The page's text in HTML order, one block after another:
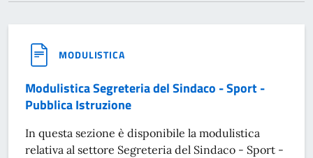
MODULISTICA
Modulistica Segreteria del Sindaco - Sport -
Pubblica Istruzione
In questa sezione è disponibile la modulistica
relativa al settore Segreteria del Sindaco - Sport -